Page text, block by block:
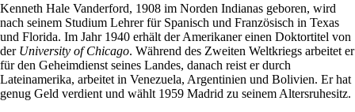
Kenneth Hale Vanderford, 1908 im Norden Indianas geboren, wird
nach seinem Studium Lehrer für Spanisch und Französisch in Texas
und Florida. Im Jahr 1940 erhält der Amerikaner einen Doktortitel von
der University of Chicago. Während des Zweiten Weltkriegs arbeitet er
für den Geheimdienst seines Landes, danach reist er durch
Lateinamerika, arbeitet in Venezuela, Argentinien und Bolivien. Er hat
genug Geld verdient und wählt 1959 Madrid zu seinem Altersruhesitz.